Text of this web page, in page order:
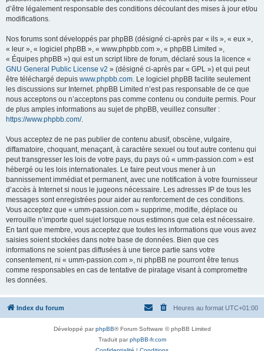
d’être légalement responsable des conditions découlant des mises à jour et/ou
modifications.
Nos forums sont développés par phpBB (désigné ci-après par « ils », « eux »,
« leur », « logiciel phpBB », « www.phpbb.com », « phpBB Limited »,
« Équipes phpBB ») qui est un script libre de forum, déclaré sous la licence «
GNU General Public License v2 » (désigné ci-après par « GPL ») et qui peut
être téléchargé depuis www.phpbb.com. Le logiciel phpBB facilite seulement
les discussions sur Internet. phpBB Limited n’est pas responsable de ce que
nous acceptons ou n’acceptons pas comme contenu ou conduite permis. Pour
de plus amples informations au sujet de phpBB, veuillez consulter :
https://www.phpbb.com/.
Vous acceptez de ne pas publier de contenu abusif, obscène, vulgaire,
diffamatoire, choquant, menaçant, à caractère sexuel ou tout autre contenu qui
peut transgresser les lois de votre pays, du pays où « umm-passion.com » est
hébergé ou les lois internationales. Le faire peut vous mener à un
bannissement immédiat et permanent, avec une notification à votre fournisseur
d’accès à Internet si nous le jugeons nécessaire. Les adresses IP de tous les
messages sont enregistrées pour aider au renforcement de ces conditions.
Vous acceptez que « umm-passion.com » supprime, modifie, déplace ou
verrouille n’importe quel sujet lorsque nous estimons que cela est nécessaire.
En tant que membre, vous acceptez que toutes les informations que vous avez
saisies soient stockées dans notre base de données. Bien que ces
informations ne soient pas diffusées à une tierce partie sans votre
consentement, ni « umm-passion.com », ni phpBB ne pourront être tenus
comme responsables en cas de tentative de piratage visant à compromettre
les données.
Index du forum Heures au format UTC+01:00
Développé parphpBB® Forum Software © phpBB Limited
Traduit parphpBB-fr.com